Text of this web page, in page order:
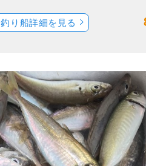
釣り船詳細を見る